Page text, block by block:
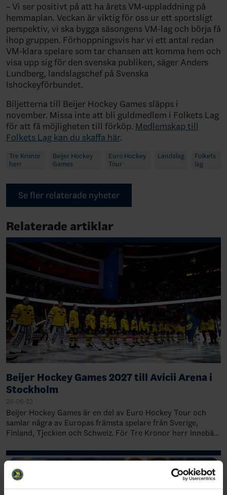
– Vi ser positivt på att ha årets VM-uppladdning på
hemmaplan. Veckan är viktig för oss ur ett sportsligt
perspektiv, vi ska bygga säsongens VM-lag och börja få
ihop gruppen. Förhoppningsvis har vi ett antal redan
VM-klara spelare som tar chansen att komma hem och
visa upp sig för den svenska publiken, säger Anders
Lundberg, landslagschef på Svenska
Ishockeyförbundet.
Biljetterna till Beijer Hockey Games släpps i
november. Missa inte att bli guldmedlem i Folkets Lag
för att få möjligheten till förköp. Medlemskap till
Folkets Lag kan du skaffa här.
Tre Kronor
herr
Beijer Hockey
Games
Euro Hockey
Tour
Landslag
Folkets
lag
Se fler relaterade nyheter
Relaterade artiklar
Beijer Hockey Games 2027 till Avicii Arena i
Stockholm
26-06-23
Beijer Hockey Games är en del av Euro Hockey Tour och
samlar några av Europas främsta spelare från Sverige,
Finland, Tjeckien och Schweiz. För Tre Kronor herr innebär